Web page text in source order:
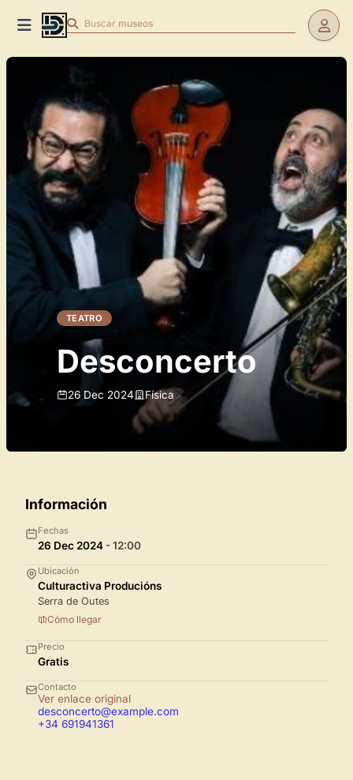
Buscar museos
TEATRO
Desconcerto
26 Dec 2024 Física
Información
Fechas
26 Dec 2024 - 12:00
Ubicación
Culturactiva Producións
Serra de Outes
Cómo llegar
Precio
Gratis
Contacto
Ver enlace original
desconcerto@example.com
+34 691941361